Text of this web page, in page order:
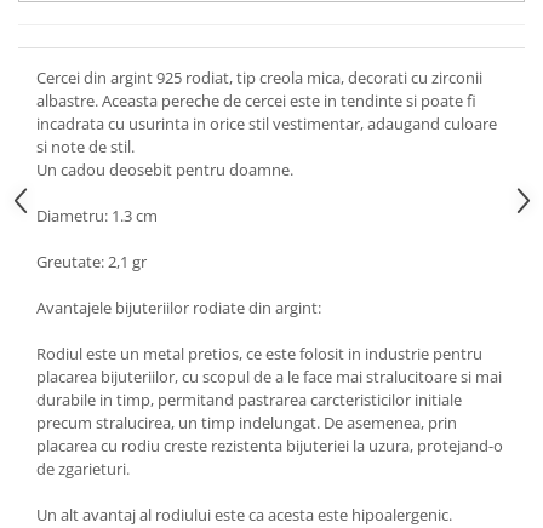
Cercei din argint 925 rodiat, tip creola mica, decorati cu zirconii
albastre. Aceasta pereche de cercei este in tendinte si poate fi
incadrata cu usurinta in orice stil vestimentar, adaugand culoare
si note de stil.
Un cadou deosebit pentru doamne.
Diametru: 1.3 cm
Greutate: 2,1 gr
Avantajele bijuteriilor rodiate din argint:
Rodiul este un metal pretios, ce este folosit in industrie pentru
placarea bijuteriilor, cu scopul de a le face mai stralucitoare si mai
durabile in timp, permitand pastrarea carcteristicilor initiale
precum stralucirea, un timp indelungat. De asemenea, prin
placarea cu rodiu creste rezistenta bijuteriei la uzura, protejand-o
de zgarieturi.
Un alt avantaj al rodiului este ca acesta este hipoalergenic.